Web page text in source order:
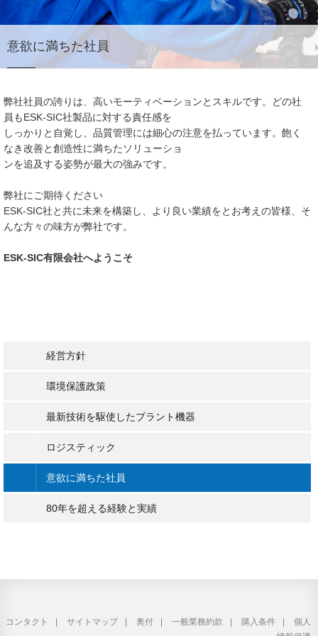
意欲に満ちた社員
弊社社員の誇りは、高いモーティベーションとスキルです。どの社
員もESK-SIC社製品に対する責任感を
しっかりと自覚し、品質管理には細心の注意を払っています。飽く
なき改善と創造性に満ちたソリューショ
ンを追及する姿勢が最大の強みです。
弊社にご期待ください
ESK-SIC社と共に未来を構築し、より良い業績をとお考えの皆様、そ
んな方々の味方が弊社です。
ESK-SIC有限会社へようこそ
経営方針
環境保護政策
最新技術を駆使したプラント機器
ロジスティック
意欲に満ちた社員
80年を超える経験と実績
コンタクト サイトマップ 奥付 一般業務約款 購入条件
個人